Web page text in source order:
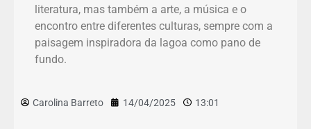
literatura, mas também a arte, a música e o
encontro entre diferentes culturas, sempre com a
paisagem inspiradora da lagoa como pano de
fundo.
Carolina Barreto 14/04/2025 13:01